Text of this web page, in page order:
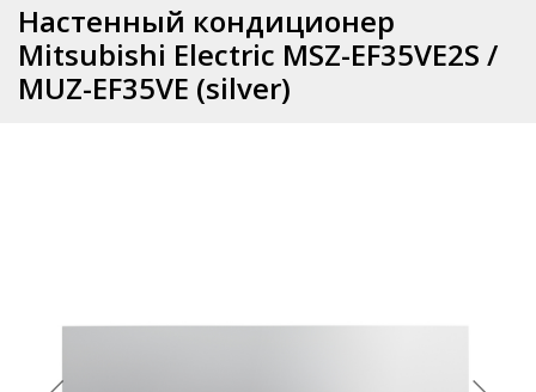
Настенный кондиционер
Mitsubishi Electric MSZ-EF35VE2S /
MUZ-EF35VE (silver)